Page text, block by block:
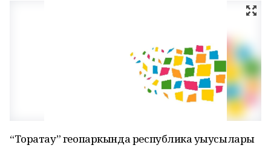
“Торатау” геопаркында республика уҡыусылары